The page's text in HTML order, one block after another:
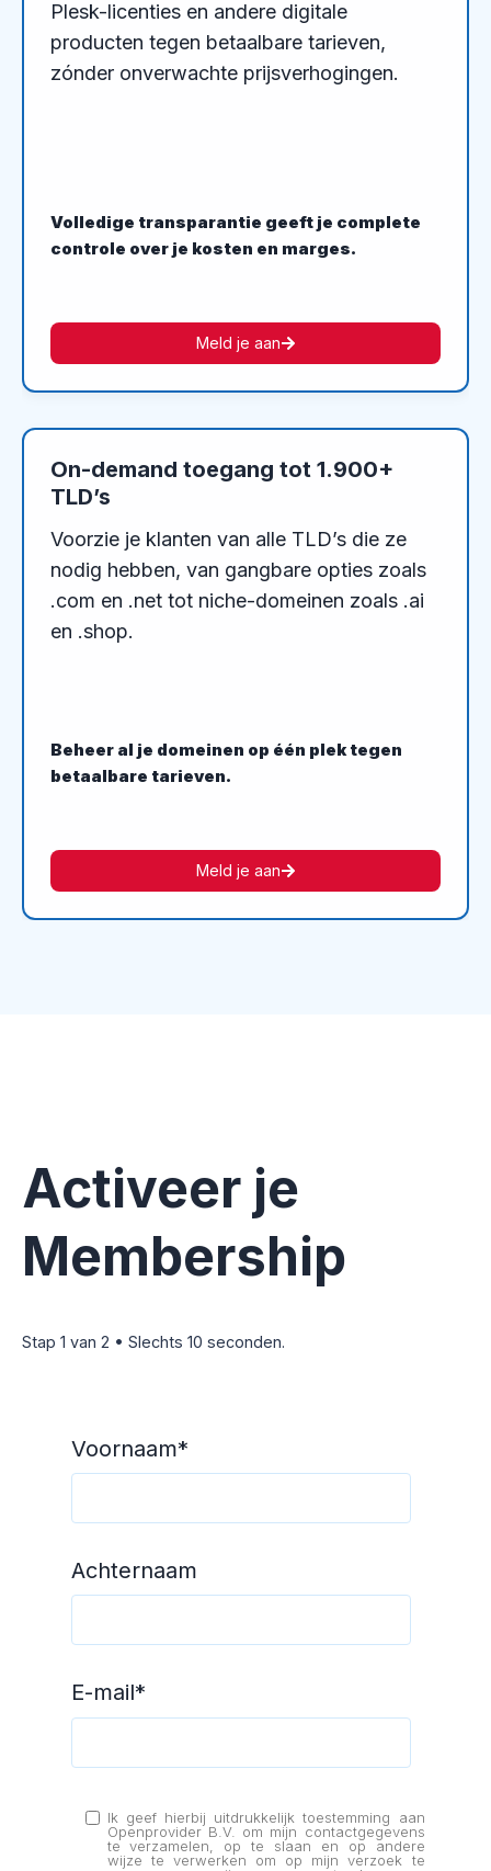
Plesk-licenties en andere digitale
producten tegen betaalbare tarieven,
zónder onverwachte prijsverhogingen.
Volledige transparantie geeft je complete
controle over je kosten en marges.
Meld je aan
On-demand toegang tot 1.900+
TLD’s
Voorzie je klanten van alle TLD’s die ze
nodig hebben, van gangbare opties zoals
.com en .net tot niche-domeinen zoals .ai
en .shop.
Beheer al je domeinen op één plek tegen
betaalbare tarieven.
Meld je aan
Activeer je
Membership
Stap 1 van 2 • Slechts 10 seconden.
Voornaam*
Achternaam
E-mail*
Ik geef hierbij uitdrukkelijk toestemming aan
Openprovider B.V. om mijn contactgegevens
te verzamelen, op te slaan en op andere
wijze te verwerken om op mijn verzoek te